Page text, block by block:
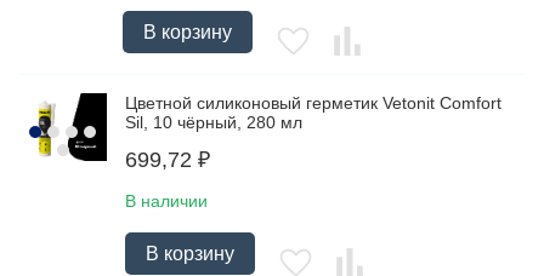
В корзину
Цветной силиконовый герметик Vetonit Comfort
Sil, 10 чёрный, 280 мл
699,72 ₽
В наличии
В корзину